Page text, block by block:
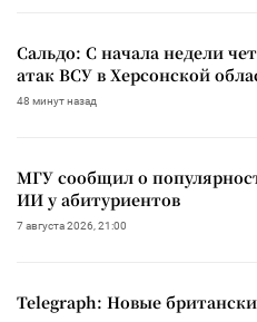
Сальдо: С начала недели
атак ВСУ в Херсонской
48 минут назад
МГУ сообщил о
ИИ у абитуриентов
7 августа 2026, 21:00
Telegraph: Новые